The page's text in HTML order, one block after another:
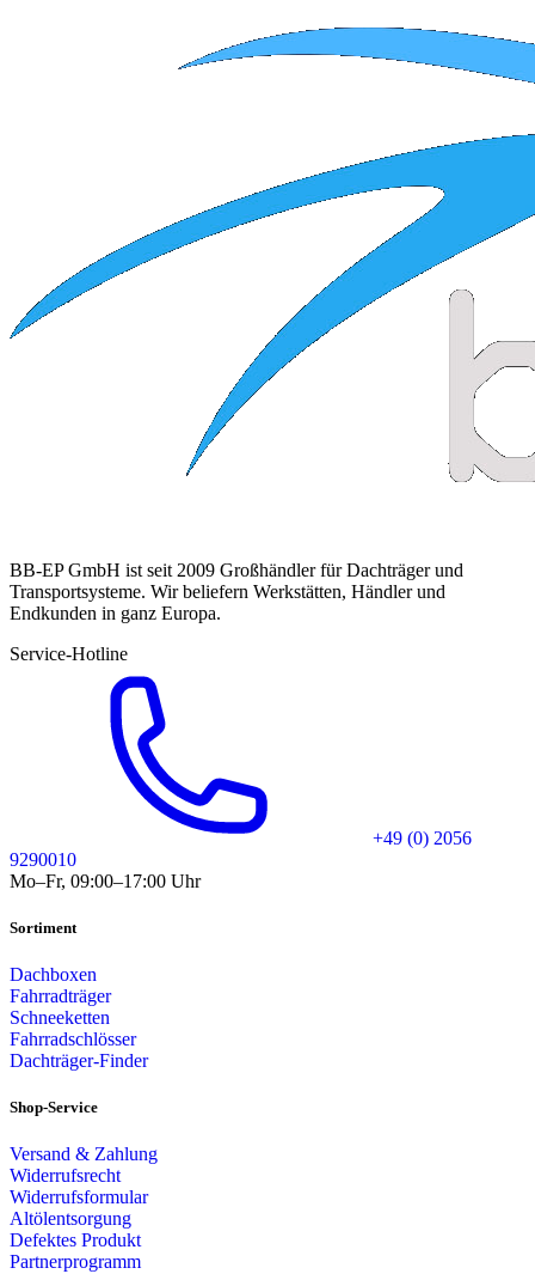
BB-EP GmbH ist seit 2009 Großhändler für Dachträger und
Transportsysteme. Wir beliefern Werkstätten, Händler und
Endkunden in ganz Europa.
Service-Hotline
+49 (0) 2056
9290010
Mo–Fr, 09:00–17:00 Uhr
Sortiment
Dachboxen
Fahrradträger
Schneeketten
Fahrradschlösser
Dachträger-Finder
Shop-Service
Versand & Zahlung
Widerrufsrecht
Widerrufsformular
Altölentsorgung
Defektes Produkt
Partnerprogramm